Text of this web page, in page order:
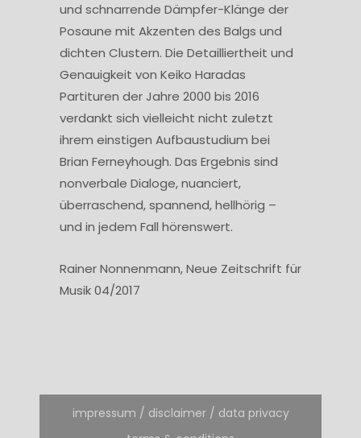
und schnarrende Dämpfer-Klänge der
Posaune mit Akzenten des Balgs und
dichten Clustern. Die Detailliertheit und
Genauigkeit von Keiko Haradas
Partituren der Jahre 2000 bis 2016
verdankt sich vielleicht nicht zuletzt
ihrem einstigen Aufbaustudium bei
Brian Ferneyhough. Das Ergebnis sind
nonverbale Dialoge, nuanciert,
überraschend, spannend, hellhörig –
und in jedem Fall hörenswert.
Rainer Nonnenmann, Neue Zeitschrift für
Musik 04/2017
impressum / disclaimer / data privacy